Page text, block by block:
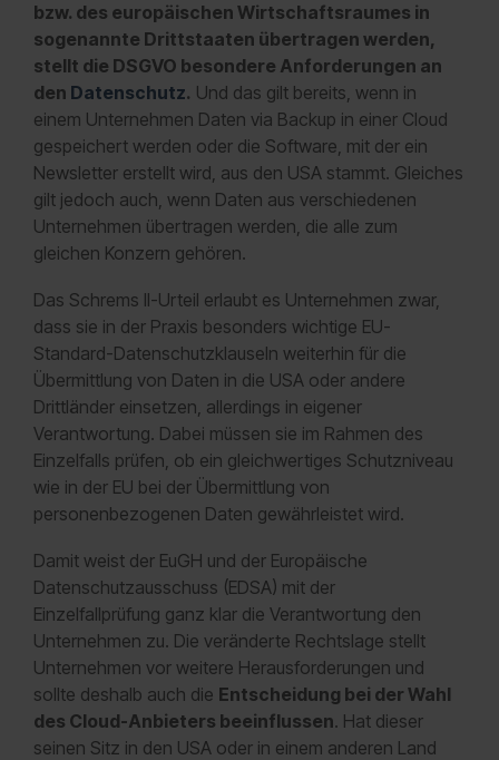
bzw. des europäischen Wirtschaftsraumes in
sogenannte Drittstaaten übertragen werden,
stellt die DSGVO besondere Anforderungen an
den Datenschutz. Und das gilt bereits, wenn in
einem Unternehmen Daten via Backup in einer Cloud
gespeichert werden oder die Software, mit der ein
Newsletter erstellt wird, aus den USA stammt. Gleiches
gilt jedoch auch, wenn Daten aus verschiedenen
Unternehmen übertragen werden, die alle zum
gleichen Konzern gehören.
Das Schrems II-Urteil erlaubt es Unternehmen zwar,
dass sie in der Praxis besonders wichtige EU-
Standard-Datenschutzklauseln weiterhin für die
Übermittlung von Daten in die USA oder andere
Drittländer einsetzen, allerdings in eigener
Verantwortung. Dabei müssen sie im Rahmen des
Einzelfalls prüfen, ob ein gleichwertiges Schutzniveau
wie in der EU bei der Übermittlung von
personenbezogenen Daten gewährleistet wird.
Damit weist der EuGH und der Europäische
Datenschutzausschuss (EDSA) mit der
Einzelfallprüfung ganz klar die Verantwortung den
Unternehmen zu. Die veränderte Rechtslage stellt
Unternehmen vor weitere Herausforderungen und
sollte deshalb auch die Entscheidung bei der Wahl
des Cloud-Anbieters beeinflussen. Hat dieser
seinen Sitz in den USA oder in einem anderen Land